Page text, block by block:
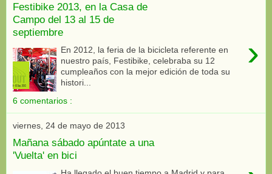
Festibike 2013, en la Casa de
Campo del 13 al 15 de
septiembre
›
En 2012, la feria de la bicicleta referente en
nuestro país, Festibike, celebraba su 12
cumpleaños con la mejor edición de toda su
histori...
6 comentarios :
viernes, 24 de mayo de 2013
Mañana sábado apúntate a una
'Vuelta' en bici